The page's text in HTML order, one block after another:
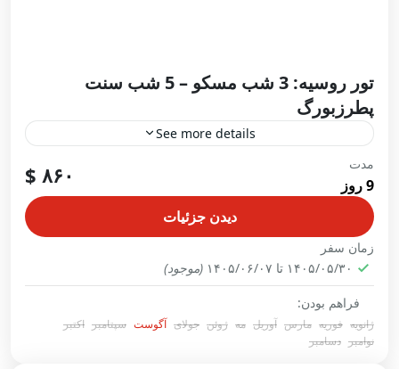
تور روسیه: 3 شب مسکو – 5 شب سنت
پطرزبورگ
See more details
در حال ثبت نام
سفر به مسکو و سنت پطرزبورگ، تجربه‌ای منحصربه‌فرد
از تاریخ، فرهنگ و شکوه معماری روسیه است. مسکو،
پایتخت پرجنب‌وجوش این کشور، با میدان سرخ، کاخ…
روسیه,سنت پترزبورگ,مسکو
1 Person
مدت
9 روز ۸۶۰ $
دیدن جزئیات
زمان سفر
۱۴۰۵/۰۵/۳۰ تا ۱۴۰۵/۰۶/۰۷
(موجود)
فراهم بودن:
ژانویه فوریه مارس آوریل مه ژوئن جولای آگوست سپتامبر
اکتبر
نوامبر
دسامبر